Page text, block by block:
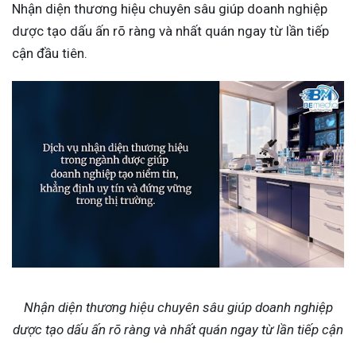
Nhận diện thương hiệu chuyên sâu giúp doanh nghiệp
dược tạo dấu ấn rõ ràng và nhất quán ngay từ lần tiếp
cận đầu tiên.
Nhận diện thương hiệu chuyên sâu giúp doanh nghiệp
dược tạo dấu ấn rõ ràng và nhất quán ngay từ lần tiếp cận